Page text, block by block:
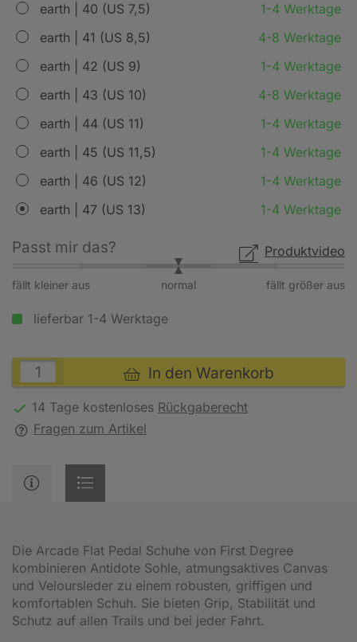
earth | 40 (US 7,5)
1-4 Werktage
earth | 41 (US 8,5)
4-8 Werktage
earth | 42 (US 9)
1-4 Werktage
earth | 43 (US 10)
4-8 Werktage
earth | 44 (US 11)
1-4 Werktage
earth | 45 (US 11,5)
1-4 Werktage
earth | 46 (US 12)
1-4 Werktage
earth | 47 (US 13)
1-4 Werktage
Produktvideo
Passt mir das?
fällt kleiner aus fällt größer aus
normal
lieferbar 1-4 Werktage
In den Warenkorb
14 Tage kostenloses Rückgaberecht
Fragen zum Artikel
Die Arcade Flat Pedal Schuhe von First Degree
kombinieren Antidote Sohle, atmungsaktives Canvas
und Veloursleder zu einem robusten, griffigen und
komfortablen Schuh. Sie bieten Grip, Stabilität und
Schutz auf allen Trails und bei jeder Fahrt.